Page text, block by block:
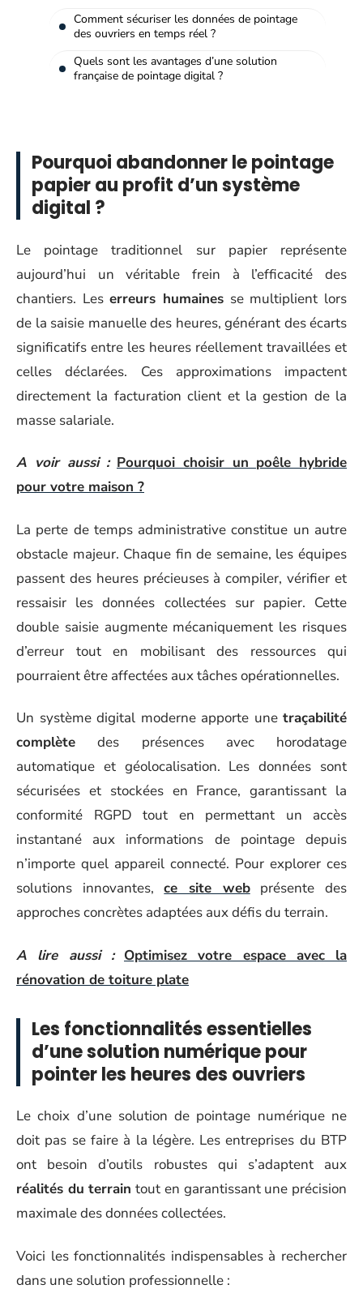
Comment sécuriser les données de pointage
des ouvriers en temps réel ?
Quels sont les avantages d’une solution
française de pointage digital ?
Pourquoi abandonner le pointage
papier au profit d’un système
digital ?
Le pointage traditionnel sur papier représente
aujourd’hui un véritable frein à l’efficacité des
chantiers. Leserreurs humaines se multiplient lors
de la saisie manuelle des heures, générant des écarts
significatifs entre les heures réellement travaillées et
celles déclarées. Ces approximations impactent
directement la facturation client et la gestion de la
masse salariale.
A voir aussi : Pourquoi choisir un poêle hybride
pour votre maison ?
La perte de temps administrative constitue un autre
obstacle majeur. Chaque fin de semaine, les équipes
passent des heures précieuses à compiler, vérifier et
ressaisir les données collectées sur papier. Cette
double saisie augmente mécaniquement les risques
d’erreur tout en mobilisant des ressources qui
pourraient être affectées aux tâches opérationnelles.
Un système digital moderne apporte une traçabilité
complète des présences avec horodatage
automatique et géolocalisation. Les données sont
sécurisées et stockées en France, garantissant la
conformité RGPD tout en permettant un accès
instantané aux informations de pointage depuis
n’importe quel appareil connecté. Pour explorer ces
solutions innovantes,ce site webprésente des
approches concrètes adaptées aux défis du terrain.
A lire aussi : Optimisez votre espace avec la
rénovation de toiture plate
Les fonctionnalités essentielles
d’une solution numérique pour
pointer les heures des ouvriers
Le choix d’une solution de pointage numérique ne
doit pas se faire à la légère. Les entreprises du BTP
ont besoin d’outils robustes qui s’adaptent aux
réalités du terrain tout en garantissant une précision
maximale des données collectées.
Voici les fonctionnalités indispensables à rechercher
dans une solution professionnelle :